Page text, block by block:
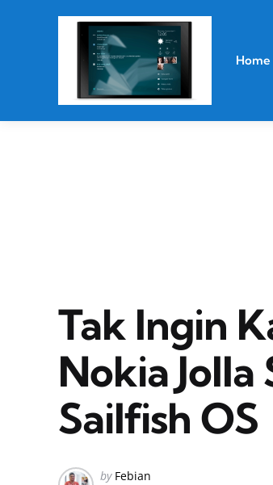
Home
Tak Ingin
Nokia Jolla
Sailfish OS
Posted
by Febian